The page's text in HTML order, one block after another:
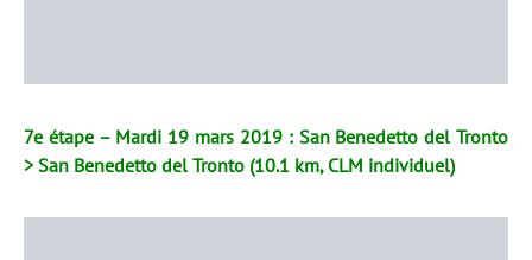
7e étape – Mardi 19 mars 2019 : San Benedetto del Tronto
> San Benedetto del Tronto (10.1 km, CLM individuel)